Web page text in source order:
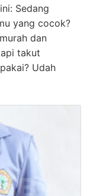
Sedang
yang cocok?
dan
takut
Udah